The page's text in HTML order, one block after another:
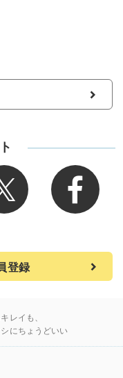
登録
レイも、
にちょうどいい